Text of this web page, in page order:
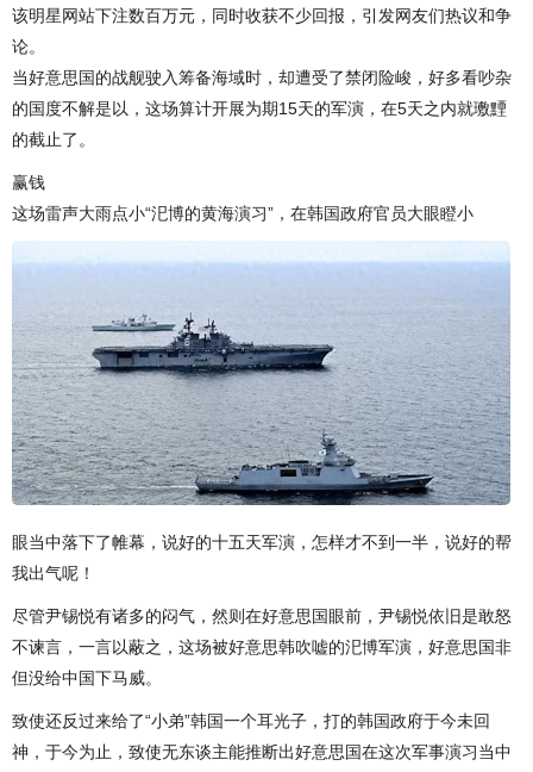
该明星网站下注数百万元，同时收获不少回报，引发网友们热议和争
论。
当好意思国的战舰驶入筹备海域时，却遭受了禁闭险峻，好多看吵杂
的国度不解是以，这场算计开展为期15天的军演，在5天之内就璷黫
的截止了。
赢钱
这场雷声大雨点小“汜博的黄海演习”，在韩国政府官员大眼瞪小
眼当中落下了帷幕，说好的十五天军演，怎样才不到一半，说好的帮
我出气呢！
尽管尹锡悦有诸多的闷气，然则在好意思国眼前，尹锡悦依旧是敢怒
不谏言，一言以蔽之，这场被好意思韩吹嘘的汜博军演，好意思国非
但没给中国下马威。
致使还反过来给了“小弟”韩国一个耳光子，打的韩国政府于今未回
神，于今为止，致使无东谈主能推断出好意思国在这次军事演习当中